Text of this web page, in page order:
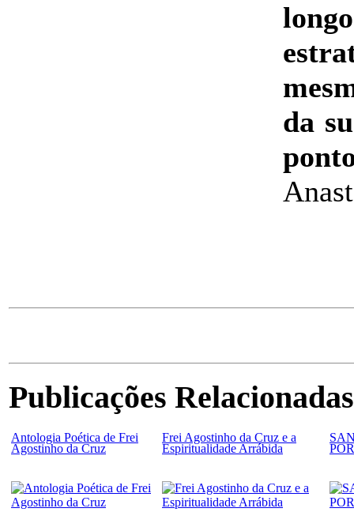
da
Publicações Relacionadas
Antologia Poética de Frei
Agostinho da Cruz
Frei Agostinho da Cruz e a
Espiritualidade Arrábida